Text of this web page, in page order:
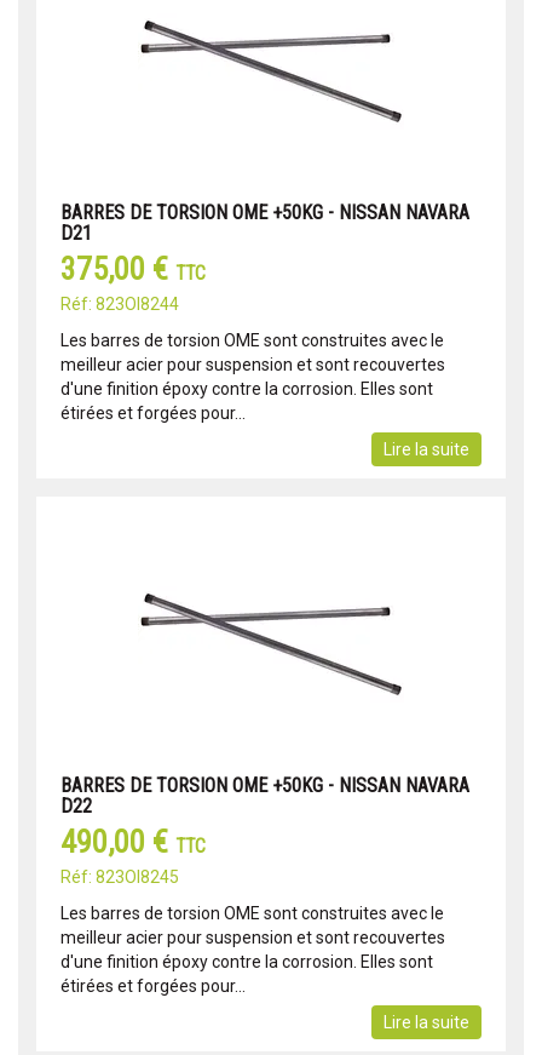
BARRES DE TORSION OME +50KG - NISSAN NAVARA
D21
375,00 € TTC
Réf: 823OI8244
Les barres de torsion OME sont construites avec le
meilleur acier pour suspension et sont recouvertes
d'une finition époxy contre la corrosion. Elles sont
étirées et forgées pour...
Lire la suite
BARRES DE TORSION OME +50KG - NISSAN NAVARA
D22
490,00 € TTC
Réf: 823OI8245
Les barres de torsion OME sont construites avec le
meilleur acier pour suspension et sont recouvertes
d'une finition époxy contre la corrosion. Elles sont
étirées et forgées pour...
Lire la suite